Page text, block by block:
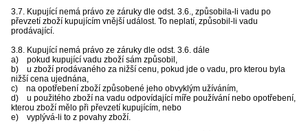
3.7. Kupující nemá právo ze záruky dle odst. 3.6., způsobila-li vadu po
převzetí zboží kupujícím vnější událost. To neplatí, způsobil-li vadu
prodávající.
3.8. Kupující nemá právo ze záruky dle odst. 3.6. dále
a) pokud kupující vadu zboží sám způsobil,
b) u zboží prodávaného za nižší cenu, pokud jde o vadu, pro kterou byla
nižší cena ujednána,
c) na opotřebení zboží způsobené jeho obvyklým užíváním,
d) u použitého zboží na vadu odpovídající míře používání nebo opotřebení,
kterou zboží mělo při převzetí kupujícím, nebo
e) vyplývá-li to z povahy zboží.